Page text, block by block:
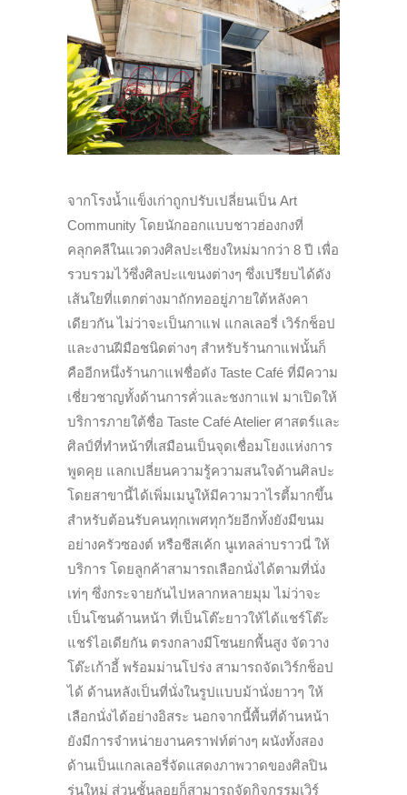
จากโรงน้ำแข็งเก่าถูกปรับเปลี่ยนเป็น Art
Community โดยนักออกแบบชาวฮ่องกงที่
คลุกคลีในแวดวงศิลปะเชียงใหม่มากว่า 8 ปี เพื่อ
รวบรวมไว้ซึ่งศิลปะแขนงต่างๆ ซึ่งเปรียบได้ดัง
เส้นใยที่แตกต่างมาถักทออยู่ภายใต้หลังคา
เดียวกัน ไม่ว่าจะเป็นกาแฟ แกลเลอรี่ เวิร์กช็อป
และงานฝีมือชนิดต่างๆ สำหรับร้านกาแฟนั้นก็
คืออีกหนึ่งร้านกาแฟชื่อดัง Taste Café ที่มีความ
เชี่ยวชาญทั้งด้านการคั่วและชงกาแฟ มาเปิดให้
บริการภายใต้ชื่อ Taste Café Atelier ศาสตร์และ
ศิลป์ที่ทำหน้าที่เสมือนเป็นจุดเชื่อมโยงแห่งการ
พูดคุย แลกเปลี่ยนความรู้ความสนใจด้านศิลปะ
โดยสาขานี้ได้เพิ่มเมนูให้มีความวาไรตี้มากขึ้น
สำหรับต้อนรับคนทุกเพศทุกวัยอีกทั้งยังมีขนม
อย่างครัวซองต์ หรือชีสเค้ก นูเทลล่าบราวนี่ ให้
บริการ โดยลูกค้าสามารถเลือกนั่งได้ตามที่นั่ง
เท่ๆ ซึ่งกระจายกันไปหลากหลายมุม ไม่ว่าจะ
เป็นโซนด้านหน้า ที่เป็นโต๊ะยาวให้ได้แชร์โต๊ะ
แชร์ไอเดียกัน ตรงกลางมีโซนยกพื้นสูง จัดวาง
โต๊ะเก้าอี้ พร้อมม่านโปร่ง สามารถจัดเวิร์กช็อป
ได้ ด้านหลังเป็นที่นั่งในรูปแบบม้านั่งยาวๆ ให้
เลือกนั่งได้อย่างอิสระ นอกจากนี้พื้นที่ด้านหน้า
ยังมีการจำหน่ายงานคราฟท์ต่างๆ ผนังทั้งสอง
ด้านเป็นแกลเลอรี่จัดแสดงภาพวาดของศิลปิน
รุ่นใหม่ ส่วนชั้นลอยก็สามารถจัดกิจกรรมเวิร์